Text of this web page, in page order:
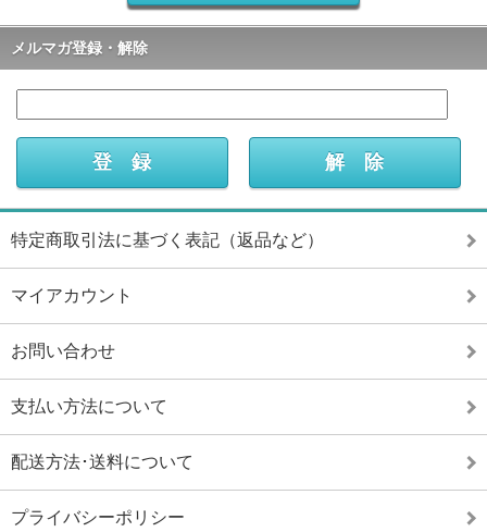
メルマガ登録・解除
特定商取引法に基づく表記（返品など）
マイアカウント
お問い合わせ
支払い方法について
配送方法･送料について
プライバシーポリシー